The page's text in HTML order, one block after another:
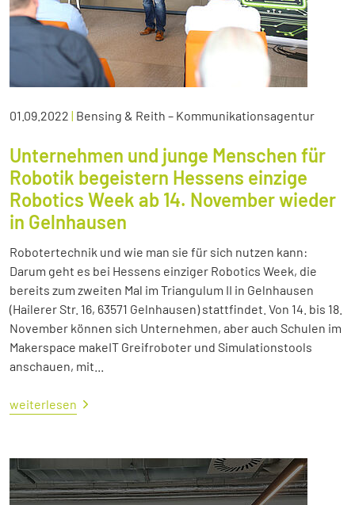
01.09.2022 | Bensing & Reith – Kommunikationsagentur
Unternehmen und junge Menschen für
Robotik begeistern Hessens einzige
Robotics Week ab 14. November wieder
in Gelnhausen
Robotertechnik und wie man sie für sich nutzen kann:
Darum geht es bei Hessens einziger Robotics Week, die
bereits zum zweiten Mal im Triangulum II in Gelnhausen
(Hailerer Str. 16, 63571 Gelnhausen) stattfindet. Von 14. bis 18.
November können sich Unternehmen, aber auch Schulen im
Makerspace makeIT Greifroboter und Simulationstools
anschauen, mit...
weiterlesen